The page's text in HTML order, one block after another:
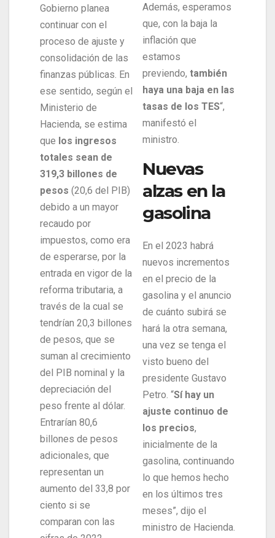
Gobierno planea
continuar con el
proceso de ajuste y
consolidación de las
finanzas públicas. En
ese sentido, según el
Ministerio de
Hacienda, se estima
que los ingresos
totales sean de
319,3 billones de
pesos (20,6 del PIB)
debido a un mayor
recaudo por
impuestos, como era
de esperarse, por la
entrada en vigor de la
reforma tributaria, a
través de la cual se
tendrían 20,3 billones
de pesos, que se
suman al crecimiento
del PIB nominal y la
depreciación del
peso frente al dólar.
Entrarían 80,6
billones de pesos
adicionales, que
representan un
aumento del 33,8 por
ciento si se
comparan con las
Además, esperamos
que, con la baja la
inflación que
estamos
previendo, también
haya una baja en las
tasas de los TES“,
manifestó el
ministro.
Nuevas
alzas en la
gasolina
En el 2023 habrá
nuevos incrementos
en el precio de la
gasolina y el anuncio
de cuánto subirá se
hará la otra semana,
una vez se tenga el
visto bueno del
presidente Gustavo
Petro. “Sí hay un
ajuste continuo de
los precios,
inicialmente de la
gasolina, continuando
lo que hemos hecho
en los últimos tres
meses”, dijo el
ministro de Hacienda.